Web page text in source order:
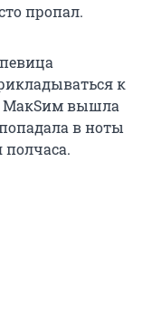
пропал.
к
МакSим вышла
в ноты